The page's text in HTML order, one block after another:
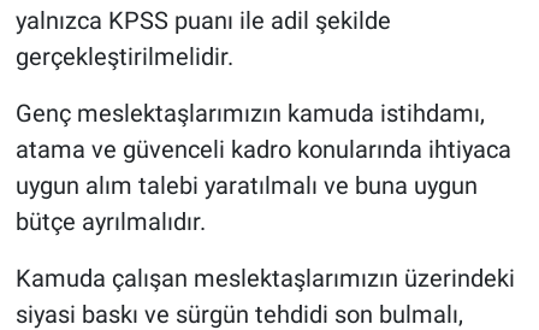
yalnızca KPSS puanı ile adil şekilde
gerçekleştirilmelidir.
Genç meslektaşlarımızın kamuda istihdamı,
atama ve güvenceli kadro konularında ihtiyaca
uygun alım talebi yaratılmalı ve buna uygun
bütçe ayrılmalıdır.
Kamuda çalışan meslektaşlarımızın üzerindeki
siyasi baskı ve sürgün tehdidi son bulmalı,